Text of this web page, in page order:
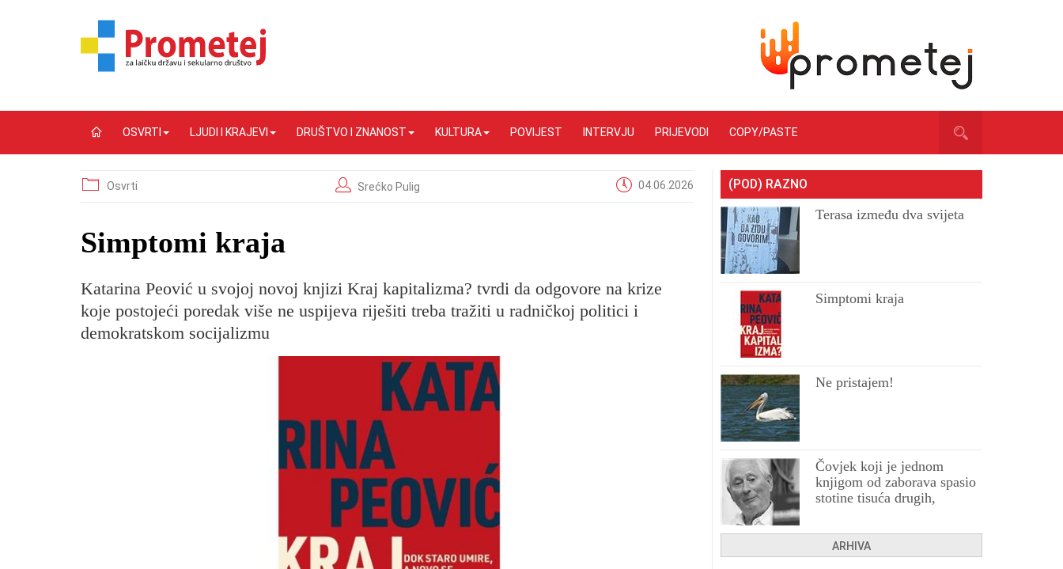
OSVRTI LJUDI I KRAJEVI DRUŠTVO I ZNANOST KULTURA POVIJEST INTERVJU PRIJEVODI COPY/PASTE
Osvrti Srećko Pulig 04.06.2026
Simptomi kraja
Katarina Peović u svojoj novoj knjizi Kraj kapitalizma? tvrdi da odgovore na krize
koje postojeći poredak više ne uspijeva riješiti treba tražiti u radničkoj politici i
demokratskom socijalizmu
(POD) RAZNO
Terasa između dva svijeta
Simptomi kraja
Ne pristajem!
Čovjek koji je jednom
knjigom od zaborava spasio
stotine tisuća drugih,
ARHIVA